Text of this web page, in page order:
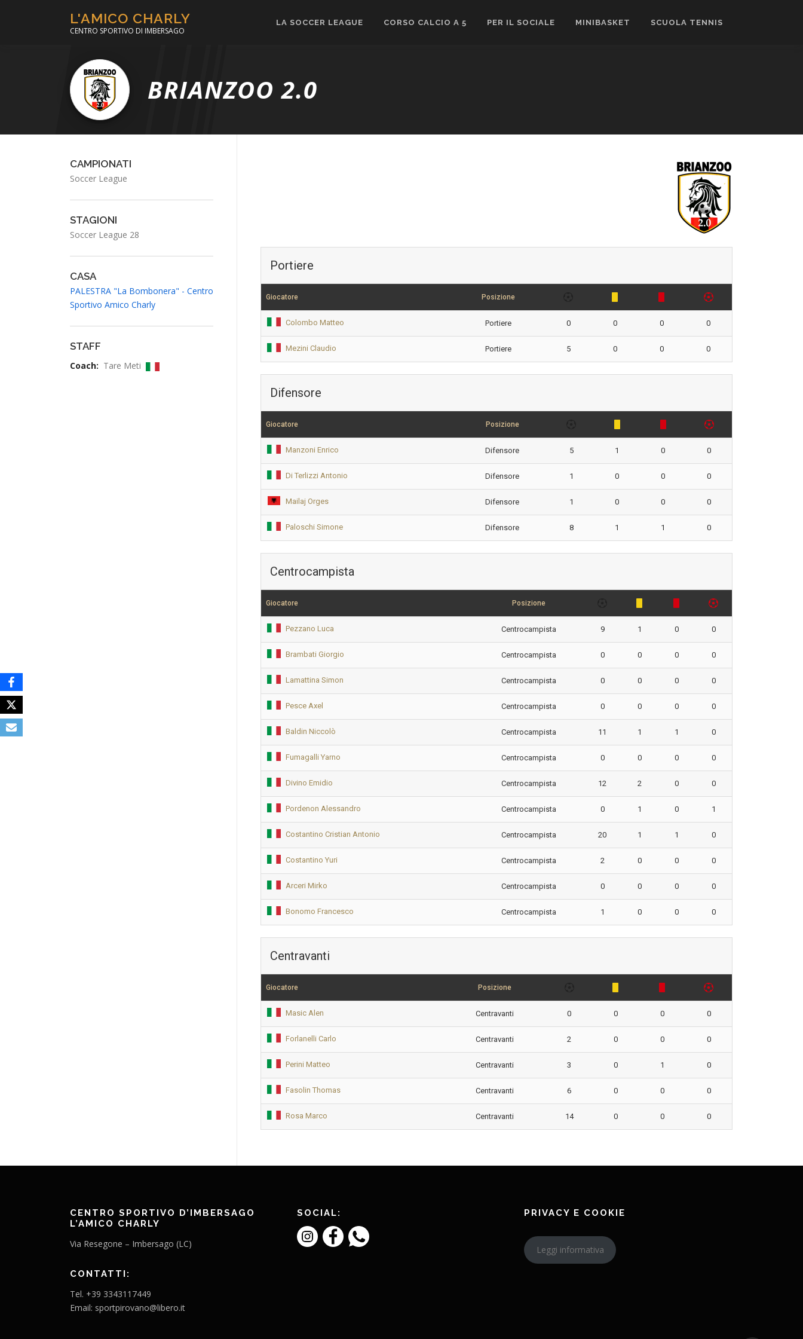
L'AMICO CHARLY
CENTRO SPORTIVO DI IMBERSAGO
LA SOCCER LEAGUE CORSO CALCIO A 5 PER IL SOCIALE MINIBASKET SCUOLA TENNIS
BRIANZOO 2.0
Portiere
Giocatore Posizione
Colombo Matteo Portiere 0 0 0 0
Mezini Claudio Portiere 5 0 0 0
Difensore
Giocatore Posizione
Manzoni Enrico Difensore 5 1 0 0
Di Terlizzi Antonio Difensore 1 0 0 0
Mailaj Orges Difensore 1 0 0 0
Paloschi Simone Difensore 8 1 1 0
Centrocampista
Giocatore Posizione
Pezzano Luca Centrocampista 9 1 0 0
Brambati Giorgio Centrocampista 0 0 0 0
Lamattina Simon Centrocampista 0 0 0 0
Pesce Axel Centrocampista 0 0 0 0
Baldin Niccolò Centrocampista 11 1 1 0
Fumagalli Yarno Centrocampista 0 0 0 0
Divino Emidio Centrocampista 12 2 0 0
Pordenon Alessandro Centrocampista 0 1 0 1
Costantino Cristian Antonio Centrocampista 20 1 1 0
Costantino Yuri Centrocampista 2 0 0 0
Arceri Mirko Centrocampista 0 0 0 0
Bonomo Francesco Centrocampista 1 0 0 0
Centravanti
Giocatore Posizione
Masic Alen Centravanti 0 0 0 0
Forlanelli Carlo Centravanti 2 0 0 0
Perini Matteo Centravanti 3 0 1 0
Fasolin Thomas Centravanti 6 0 0 0
Rosa Marco Centravanti 14 0 0 0
CAMPIONATI
Soccer League
STAGIONI
Soccer League 28
CASA
PALESTRA "La Bombonera" - Centro
Sportivo Amico Charly
STAFF
Coach: Tare Meti
CENTRO SPORTIVO D’IMBERSAGO
L’AMICO CHARLY
Via Resegone – Imbersago (LC)
CONTATTI:
Tel. +39 3343117449
Email: sportpirovano@libero.it
SOCIAL: PRIVACY E COOKIE
Leggi informativa